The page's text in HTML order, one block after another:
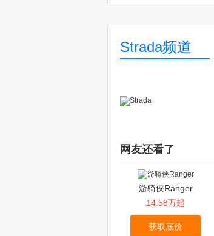
Strada频道
网友还看了
游骑侠Ranger
14.58万起
获取底价